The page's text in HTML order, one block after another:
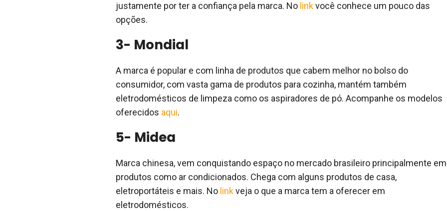
justamente por ter a confiança pela marca. No linkvocê conhece um pouco das
opções.
3- Mondial
A marca é popular e com linha de produtos que cabem melhor no bolso do
consumidor, com vasta gama de produtos para cozinha, mantém também
eletrodomésticos de limpeza como os aspiradores de pó. Acompanhe os modelos
oferecidos aqui.
5- Midea
Marca chinesa, vem conquistando espaço no mercado brasileiro principalmente em
produtos como ar condicionados. Chega com alguns produtos de casa,
eletroportáteis e mais. No linkveja o que a marca tem a oferecer em
eletrodomésticos.